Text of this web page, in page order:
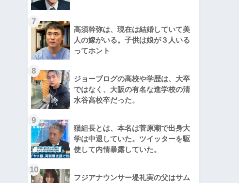
7
高須幹弥は、現在は結婚していて美
人の嫁がいる。子供は娘が３人いる
ってホント
8
ジョーブログの高校や学歴は、大卒
ではなく、大阪の有名な進学校の清
水谷高校卒だった。
9
猫組長とは、本名は菅原潮で出身大
学は中退していた。ツイッターを駆
使して内情暴露していた。
10
フジアナウンサー堤礼実の父はサム